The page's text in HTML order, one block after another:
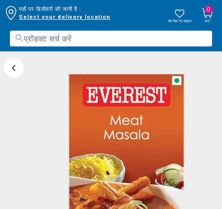
यहाँ पर डिलीवरी की जानी है :
Select your delivery location
सेव किए गए आइटम
0
कार्ट